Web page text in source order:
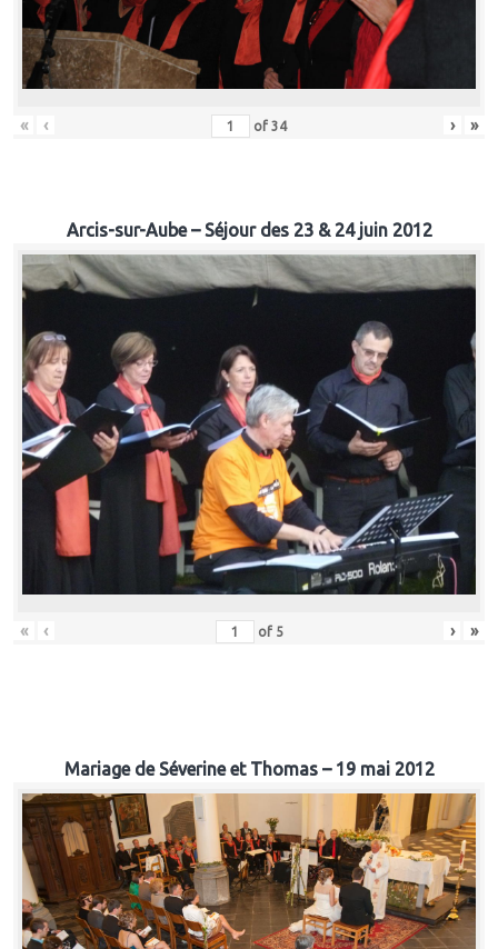
« ‹ of 34 › »
Arcis-sur-Aube – Séjour des 23 & 24 juin 2012
« ‹ of 5 › »
Mariage de Séverine et Thomas – 19 mai 2012